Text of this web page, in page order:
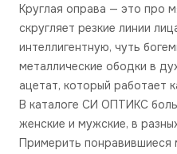
Круглая оправа — это про
скругляет резкие линии
интеллигентную, чуть
металлические ободки в
ацетат, который работает
В каталоге СИ ОПТИКС
женские и мужские, в
Примерить